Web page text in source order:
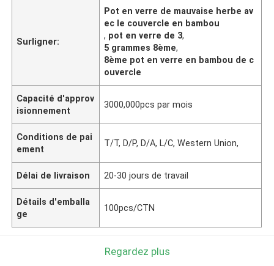
Surligner:
Pot en verre de mauvaise herbe av
ec le couvercle en bambou
, pot en verre de 3,
5 grammes 8ème,
8ème pot en verre en bambou de c
ouvercle
Capacité d'approv
isionnement
3000,000pcs par mois
Conditions de pai
ement
T/T, D/P, D/A, L/C, Western Union,
Délai de livraison 20-30 jours de travail
Détails d'emballa
ge
100pcs/CTN
Regardez plus